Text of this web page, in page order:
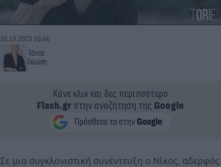
Τάνια
Γκιώση
10.10.2023 10:44
Κάνε κλικ και δες περισσότερο
Flash.grστην αναζήτηση της Google
Σε μια συγκλονιστική συνέντευξη ο Νίκος, αδερφός